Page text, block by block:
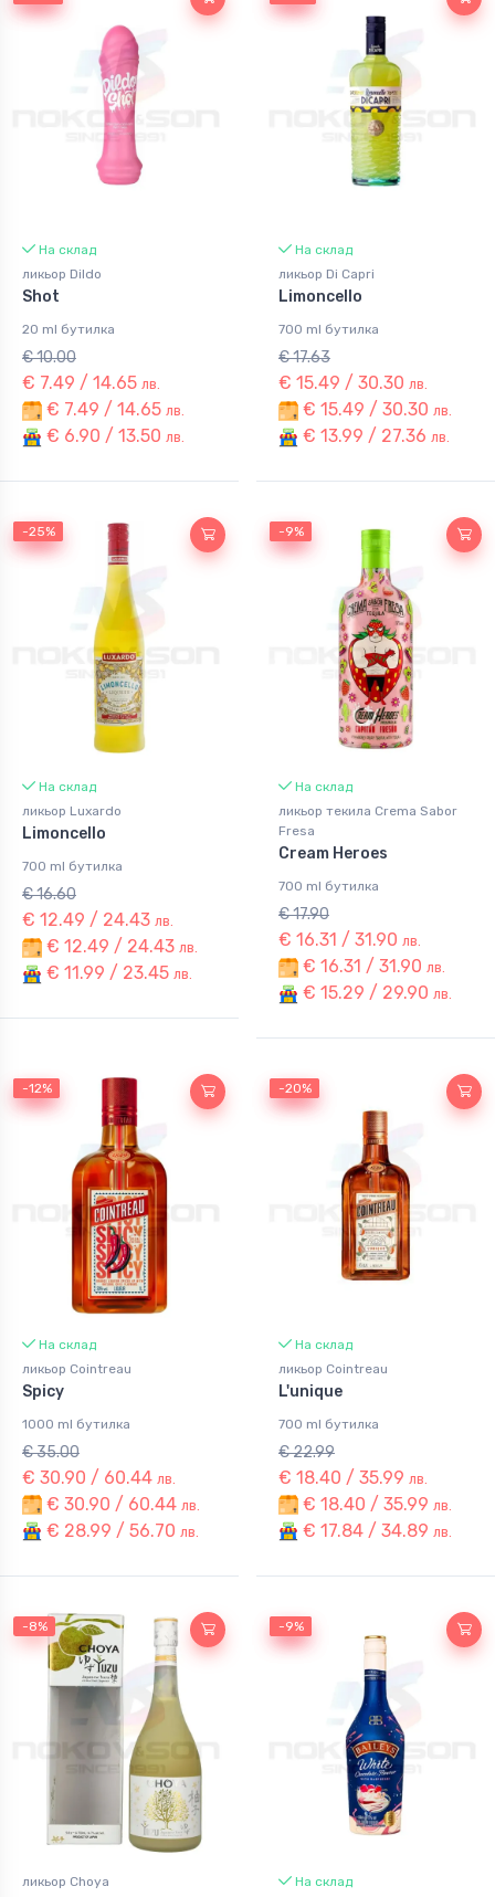
На склад
ликьор Dildo
Shot
20 ml бутилка
€ 10.00
€ 7.49 / 14.65 лв.
€ 7.49 / 14.65 лв.
€ 6.90 / 13.50 лв.
На склад
ликьор Di Capri
Limoncello
700 ml бутилка
€ 17.63
€ 15.49 / 30.30 лв.
€ 15.49 / 30.30 лв.
€ 13.99 / 27.36 лв.
-25%
-25%
На склад
ликьор Luxardo
Limoncello
700 ml бутилка
€ 16.60
€ 12.49 / 24.43 лв.
€ 12.49 / 24.43 лв.
€ 11.99 / 23.45 лв.
-9%
-9%
На склад
ликьор текила Crema Sabor
Fresa
Cream Heroes
700 ml бутилка
€ 17.90
€ 16.31 / 31.90 лв.
€ 16.31 / 31.90 лв.
€ 15.29 / 29.90 лв.
-12%
-12%
На склад
ликьор Cointreau
Spicy
1000 ml бутилка
€ 35.00
€ 30.90 / 60.44 лв.
€ 30.90 / 60.44 лв.
€ 28.99 / 56.70 лв.
-20%
-20%
На склад
ликьор Cointreau
L'unique
700 ml бутилка
€ 22.99
€ 18.40 / 35.99 лв.
€ 18.40 / 35.99 лв.
€ 17.84 / 34.89 лв.
-8%
ликьор Choya
-9%
-9%
На склад